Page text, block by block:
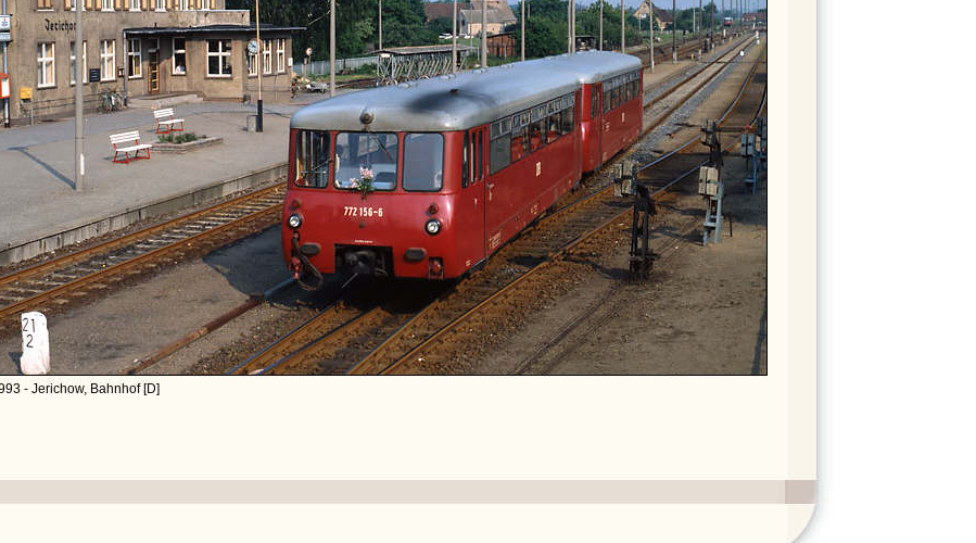
- Jerichow, Bahnhof [D]